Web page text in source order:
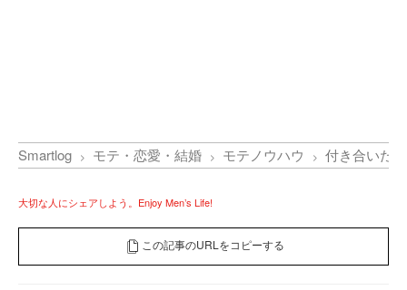
Smartlog モテ・恋愛・結婚 モテノウハウ 付き合いた
大切な人にシェアしよう。Enjoy Men’s Life!
この記事のURLをコピーする